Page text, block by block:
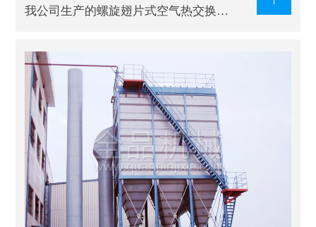
我公司生产的螺旋翅片式空气热交换…